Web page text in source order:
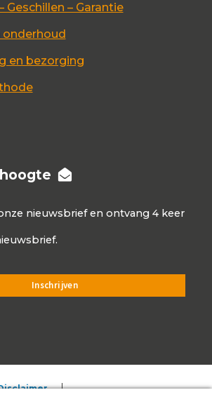
Geschillen – Garantie
onderhoud
en bezorging
nieuwsbrief en ontvang 4 keer